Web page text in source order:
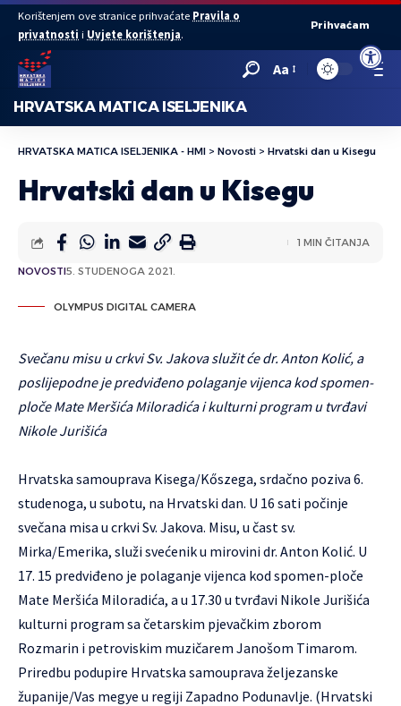
Korištenjem ove stranice prihvaćate Pravila o
privatnosti i Uvjete korištenja.
Prihvaćam
Aa
HRVATSKA MATICA ISELJENIKA
HRVATSKA MATICA ISELJENIKA - HMI > Novosti > Hrvatski dan u Kisegu
Hrvatski dan u Kisegu
NOVOSTI5. STUDENOGA 2021.
1 MIN ČITANJA
OLYMPUS DIGITAL CAMERA
Svečanu misu u crkvi Sv. Jakova služit će dr. Anton Kolić, a
poslijepodne je predviđeno polaganje vijenca kod spomen-
ploče Mate Meršića Miloradića i kulturni program u tvrđavi
Nikole Jurišića
Hrvatska samouprava Kisega/Kőszega, srdačno poziva 6.
studenoga, u subotu, na Hrvatski dan. U 16 sati počinje
svečana misa u crkvi Sv. Jakova. Misu, u čast sv.
Mirka/Emerika, služi svećenik u mirovini dr. Anton Kolić. U
17. 15 predviđeno je polaganje vijenca kod spomen-ploče
Mate Meršića Miloradića, a u 17.30 u tvrđavi Nikole Jurišića
kulturni program sa četarskim pjevačkim zborom
Rozmarin i petroviskim muzičarem Janošom Timarom.
Priredbu podupire Hrvatska samouprava željezanske
županije/Vas megye u regiji Zapadno Podunavlje. (Hrvatski
Open